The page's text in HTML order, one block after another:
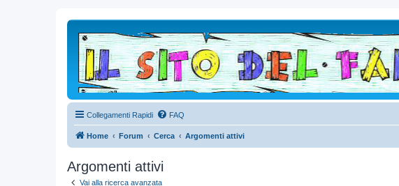
Collegamenti Rapidi FAQ
Home Forum Cerca Argomenti attivi
Argomenti attivi
Vai alla ricerca avanzata